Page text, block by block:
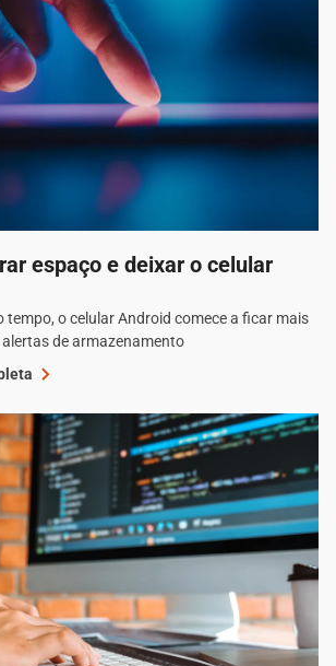
espaço e deixar o celular
tempo, o celular Android comece a ficar mais
de armazenamento